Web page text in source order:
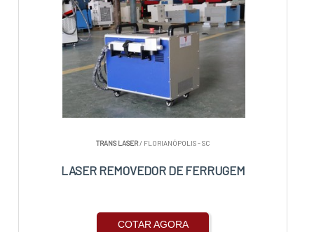
TRANS LASER/ FLORIANÓPOLIS - SC
LASER REMOVEDOR DE FERRUGEM
COTAR AGORA